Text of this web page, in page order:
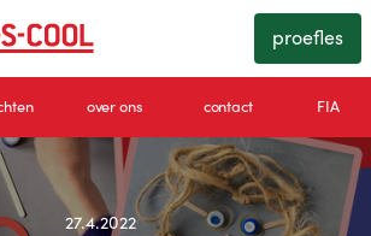
proefles
over ons contact FIA
27.4.2022